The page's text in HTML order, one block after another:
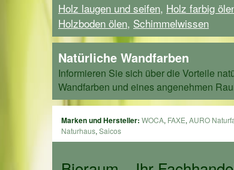
Holz laugen und seifen, Holz farbig
Holzboden ölen, Schimmelwissen
Natürliche Wandfarben
Informieren Sie sich über die Vorteile
Wandfarben und eines angenehmen
Marken und Hersteller: WOCA, FAXE, AURO
Naturhaus, Saicos